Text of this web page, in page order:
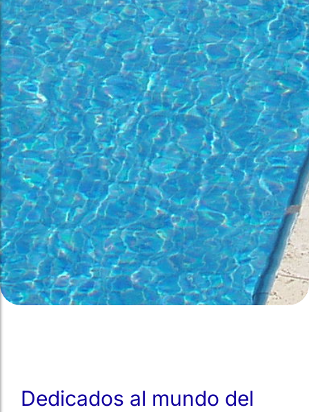
Dedicados al mundo del